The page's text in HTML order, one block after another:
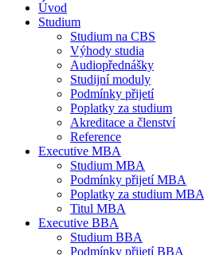
Úvod
Studium
Studium na CBS
Výhody studia
Audiopřednášky
Studijní moduly
Podmínky přijetí
Poplatky za studium
Akreditace a členství
Reference
Executive MBA
Studium MBA
Podmínky přijetí MBA
Poplatky za studium MBA
Titul MBA
Executive BBA
Studium BBA
Podmínky přijetí BBA